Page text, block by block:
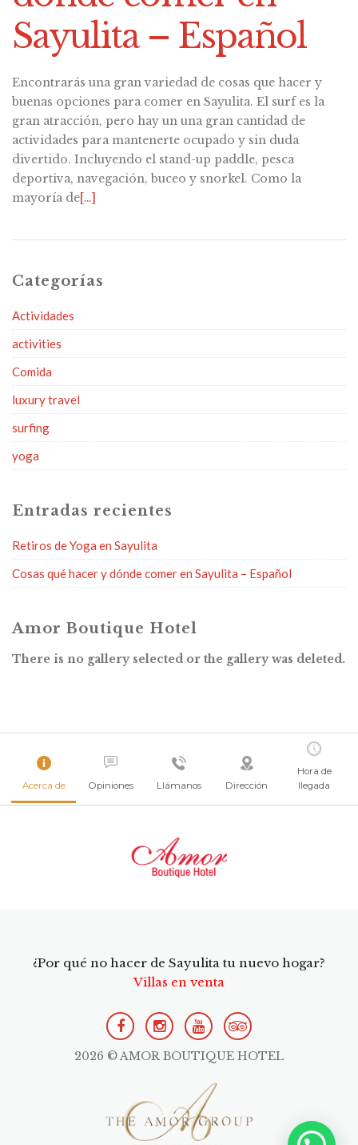
Sayulita – Español
Encontrarás una gran variedad de cosas que hacer y
buenas opciones para comer en Sayulita. El surf es la
gran atracción, pero hay un una gran cantidad de
actividades para mantenerte ocupado y sin duda
divertido. Incluyendo el stand-up paddle, pesca
deportiva, navegación, buceo y snorkel. Como la
mayoría de[…]
Categorías
Actividades
activities
Comida
luxury travel
surfing
yoga
Entradas recientes
Retiros de Yoga en Sayulita
Cosas qué hacer y dónde comer en Sayulita – Español
Amor Boutique Hotel
There is no gallery selected or the gallery was deleted.
Acerca de Opiniones Llámanos Dirección
Hora de
llegada
¿Por qué no hacer de Sayulita tu nuevo hogar?
Villas en venta
2026 © AMOR BOUTIQUE HOTEL